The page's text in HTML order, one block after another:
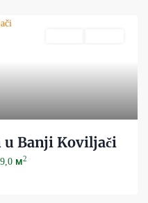
u Banji Koviljači
м2